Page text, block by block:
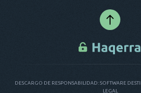
DESCARGO DE RESPONSABILIDAD: SOFTWARE
LEGAL